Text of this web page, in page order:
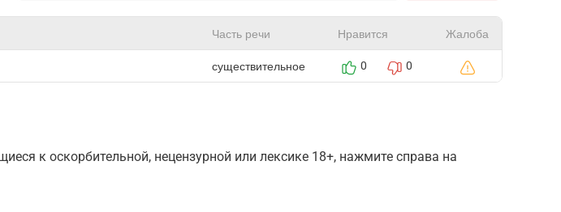
Часть речи Нравится Жалоба
существительное 0 0
к оскорбительной, нецензурной или лексике 18+, нажмите справа на